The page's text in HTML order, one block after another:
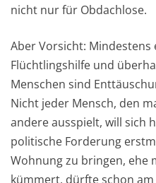
nicht nur für Obdachlose.
Aber Vorsicht:
Flüchtlingshilfe und
Menschen sind
Nicht jeder Mensch, den
andere ausspielt, will sich
politische Forderung
Wohnung zu bringen, ehe
kümmert, dürfte schon